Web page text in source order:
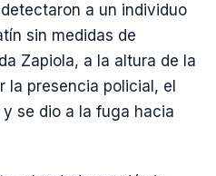
a un individuo
sin medidas de
Zapiola, a la altura de la
la presencia policial, el
se dio a la fuga hacia